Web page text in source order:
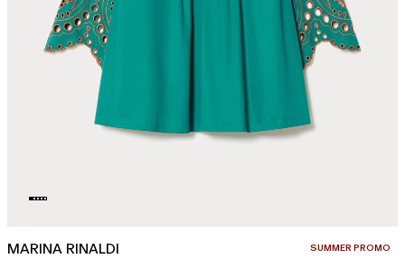
MARINA RINALDI CATÉGORIE:
SUMMER PROMO